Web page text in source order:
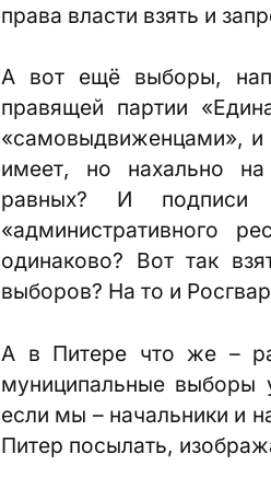
права власти взять и
А вот ещё выборы,
правящей партии
«самовыдвиженцами», и
имеет, но нахально
равных? И подписи
«административного
одинаково? Вот так
выборов? На то и
А в Питере что же –
муниципальные выборы
если мы – начальники и
Питер посылать,